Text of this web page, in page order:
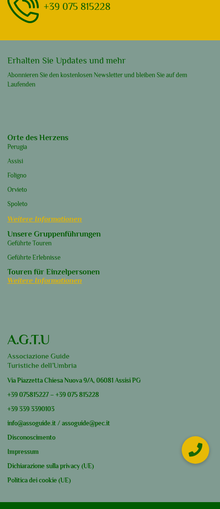
+39 075 815228
Erhalten Sie Updates und mehr
Abonnieren Sie den kostenlosen Newsletter und bleiben Sie auf dem
Laufenden
Orte des Herzens
Perugia
Assisi
Foligno
Orvieto
Spoleto
Weitere Informationen
Unsere Gruppenführungen
Geführte Touren
Geführte Erlebnisse
Touren für Einzelpersonen
Weitere Informationen
A.G.T.U
Associazione Guide
Turistiche dell’Umbria
Via Piazzetta Chiesa Nuova 9/A, 06081 Assisi PG
+39 075815227 – +39 075 815228
+39 339 3390103
info@assoguide.it / assoguide@pec.it
Disconoscimento
Impressum
Dichiarazione sulla privacy (UE)
Politica dei cookie (UE)